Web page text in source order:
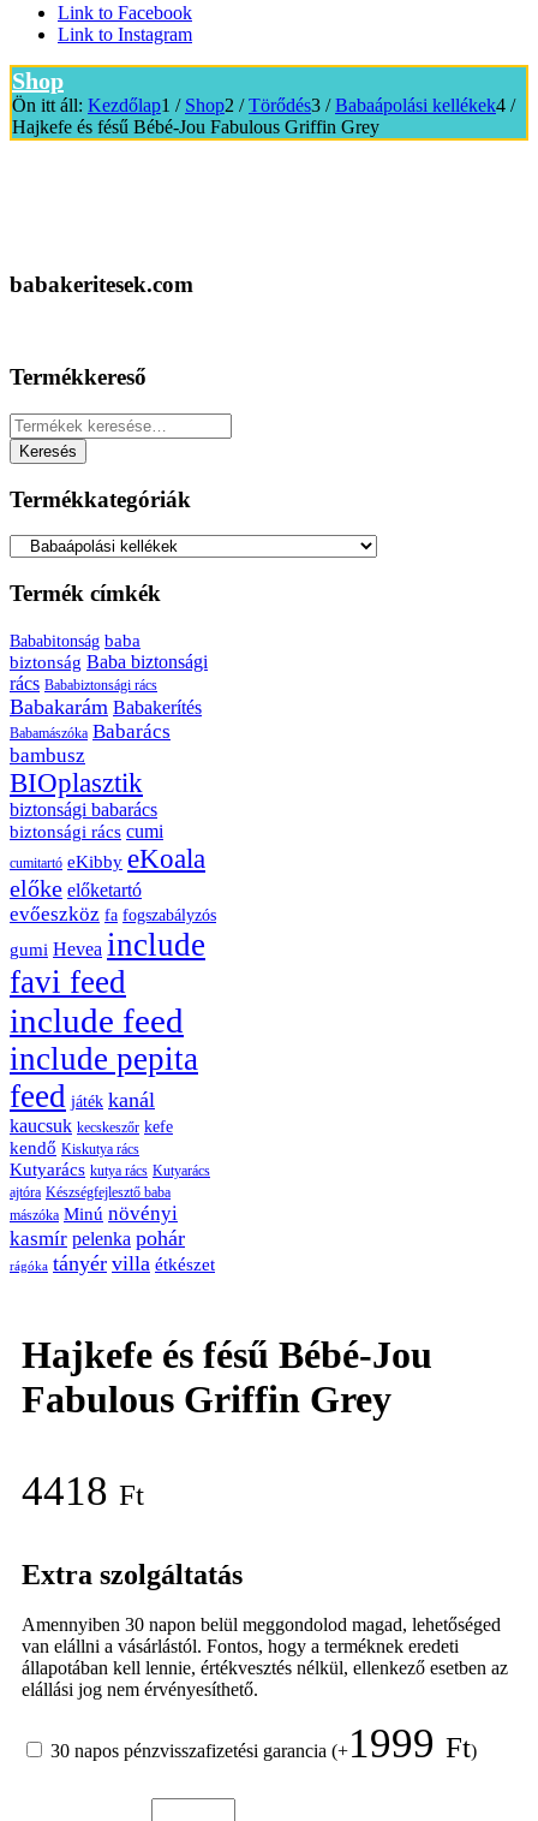
Link to Facebook
Link to Instagram
Shop
Ön itt áll: Kezdőlap1 / Shop2 / Törődés3 / Babaápolási kellékek4 /
Hajkefe és fésű Bébé-Jou Fabulous Griffin Grey
babakeritesek.com
Termékkereső
Keresés
a
következőre:
Keresés
Termékkategóriák
Termék címkék
Bababitonság baba
biztonság Baba biztonsági
rács Bababiztonsági rács
Babakarám Babakerítés
Babamászóka Babarács
bambusz
BIOplasztik
biztonsági babarács
biztonsági rács cumi
cumitartó eKibby eKoala
előke előketartó
evőeszköz fa fogszabályzós
gumi Hevea include
favi feed
include feed
include pepita
feed játék kanál
kaucsuk kecskeszőr kefe
kendő Kiskutya rács
Kutyarács kutya rács Kutyarács
ajtóra Készségfejlesztő baba
mászóka Minú növényi
kasmír pelenka pohár
rágóka tányér villa étkészet
Hajkefe és fésű Bébé-Jou
Fabulous Griffin Grey
4418 Ft
Extra szolgáltatás
Amennyiben 30 napon belül meggondolod magad, lehetőséged
van elállni a vásárlástól. Fontos, hogy a terméknek eredeti
állapotában kell lennie, értékvesztés nélkül, ellenkező esetben az
elállási jog nem érvényesíthető.
30 napos pénzvisszafizetési garancia (+1999 Ft)